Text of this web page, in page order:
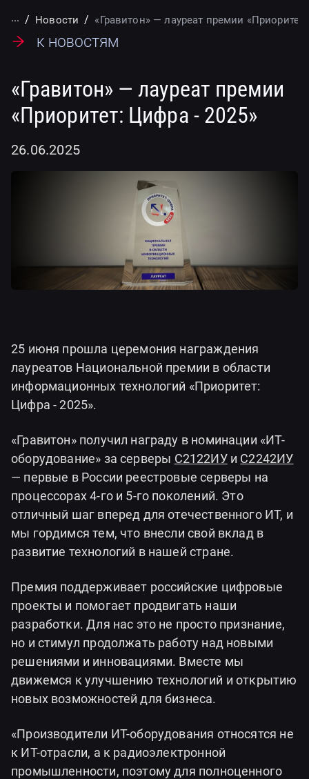
... Новости «Гравитон» — лауреат премии
К новостям
«Гравитон» — лауреат премии
«Приоритет: Цифра - 2025»
26.06.2025
25 июня прошла церемония награждения
лауреатов Национальной премии в области
информационных технологий «Приоритет:
Цифра - 2025».
«Гравитон» получил награду в номинации «ИТ-
оборудование» за серверы С2122ИУи С2242ИУ
— первые в России реестровые серверы на
процессорах 4-го и 5-го поколений. Это
отличный шаг вперед для отечественного ИТ, и
мы гордимся тем, что внесли свой вклад в
развитие технологий в нашей стране.
Премия поддерживает российские цифровые
проекты и помогает продвигать наши
разработки. Для нас это не просто признание,
но и стимул продолжать работу над новыми
решениями и инновациями. Вместе мы
движемся к улучшению технологий и открытию
новых возможностей для бизнеса.
«Производители ИТ-оборудования относятся не
к ИТ-отрасли, а к радиоэлектронной
промышленности, поэтому для полноценного